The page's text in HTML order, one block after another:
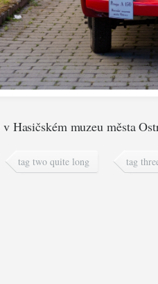
Hasičském muzeu města
tag two quite long tag